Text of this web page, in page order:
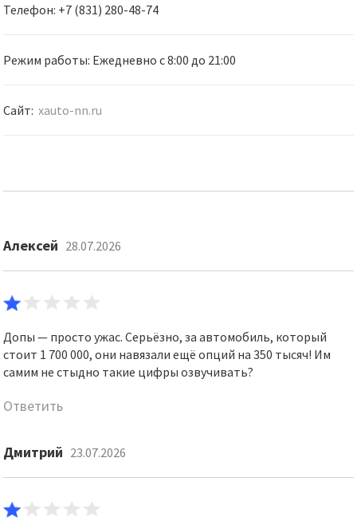
Телефон: +7 (831) 280-48-74
Режим работы: Ежедневно с 8:00 до 21:00
Сайт: xauto-nn.ru
Алексей 28.07.2026
Допы — просто ужас. Серьёзно, за автомобиль, который
стоит 1 700 000, они навязали ещё опций на 350 тысяч! Им
самим не стыдно такие цифры озвучивать?
Ответить
Дмитрий 23.07.2026